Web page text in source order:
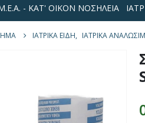
- ΚΑΤ' ΟΙΚΟΝ ΝΟΣΗΛΕΙΑ
ΙΑΤΡΙΚΑ ΕΙΔΗ, ΙΑΤΡΙΚΑ